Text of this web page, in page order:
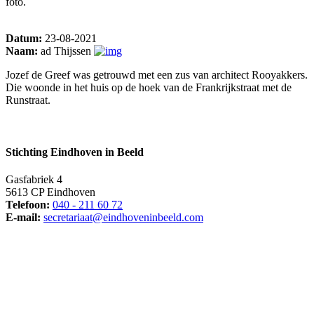
Datum: 23-08-2021
Naam: ad Thijssen
Jozef de Greef was getrouwd met een zus van architect Rooyakkers.
Die woonde in het huis op de hoek van de Frankrijkstraat met de
Runstraat.
Stichting Eindhoven in Beeld
Gasfabriek 4
5613 CP Eindhoven
Telefoon: 040 - 211 60 72
E-mail: secretariaat@eindhoveninbeeld.com